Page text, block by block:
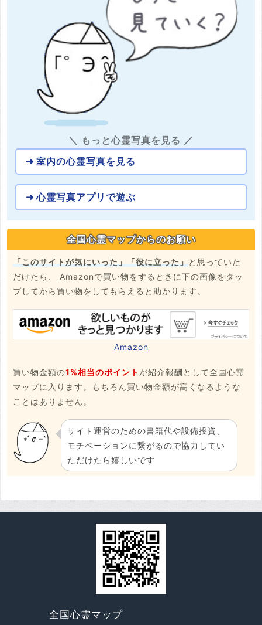
＼ もっと心霊写真を見る ／
室内の心霊写真を見る
心霊写真アプリで遊ぶ
全国心霊マップからのお願い
「このサイトが気にいった」「役に立った」と思っていた
だけたら、 Amazonで買い物をするときに下の画像をタッ
プしてから買い物をしてもらえると助かります。
Amazon
買い物金額の1%相当のポイント が紹介報酬として全国心霊
マップに入ります。もちろん買い物金額が高くなるような
ことはありません。
サイト運営のための書籍代や設備投資、
モチベーションに繋がるので協力してい
ただけたら嬉しいです
全国心霊マップ